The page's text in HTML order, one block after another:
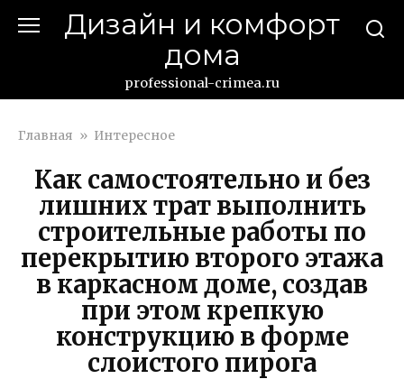
Дизайн и комфорт
дома
professional-crimea.ru
Главная » Интересное
Как самостоятельно и без
лишних трат выполнить
строительные работы по
перекрытию второго этажа
в каркасном доме, создав
при этом крепкую
конструкцию в форме
слоистого пирога